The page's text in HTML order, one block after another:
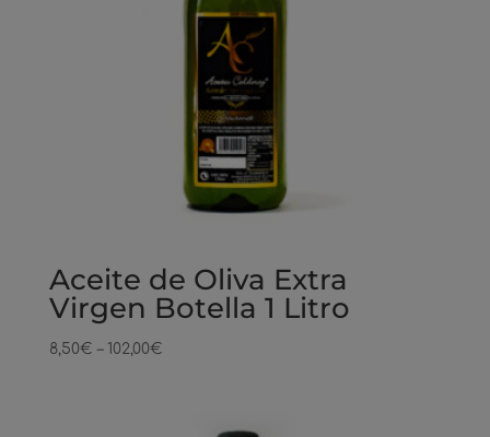
Aceite de Oliva Extra
Virgen Botella 1 Litro
8,50€ – 102,00€